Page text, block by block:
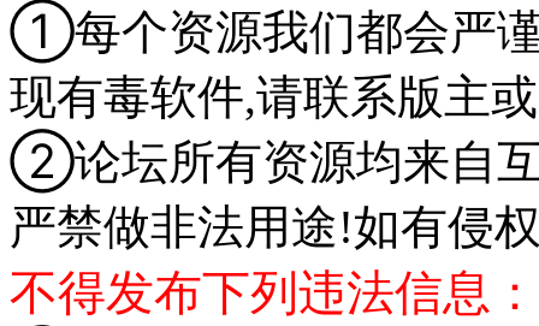
①每个资源我们都会严
现有毒软件,请联系版主
②论坛所有资源均来自
严禁做非法用途!如有侵
不得发布下列违法信息：